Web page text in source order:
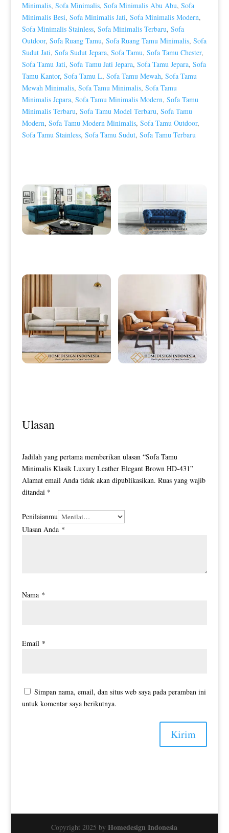
Minimalis, Sofa Minimalis, Sofa Minimalis Abu Abu, Sofa
Minimalis Besi, Sofa Minimalis Jati, Sofa Minimalis Modern,
Sofa Minimalis Stainless, Sofa Minimalis Terbaru, Sofa
Outdoor, Sofa Ruang Tamu, Sofa Ruang Tamu Minimalis, Sofa
Sudut Jati, Sofa Sudut Jepara, Sofa Tamu, Sofa Tamu Chester,
Sofa Tamu Jati, Sofa Tamu Jati Jepara, Sofa Tamu Jepara, Sofa
Tamu Kantor, Sofa Tamu L, Sofa Tamu Mewah, Sofa Tamu
Mewah Minimalis, Sofa Tamu Minimalis, Sofa Tamu
Minimalis Jepara, Sofa Tamu Minimalis Modern, Sofa Tamu
Minimalis Terbaru, Sofa Tamu Model Terbaru, Sofa Tamu
Modern, Sofa Tamu Modern Minimalis, Sofa Tamu Outdoor,
Sofa Tamu Stainless, Sofa Tamu Sudut, Sofa Tamu Terbaru
Ulasan
Jadilah yang pertama memberikan ulasan “Sofa Tamu
Minimalis Klasik Luxury Leather Elegant Brown HD-431”
Alamat email Anda tidak akan dipublikasikan. Ruas yang wajib
ditandai *
Penilaianmu
Ulasan Anda *
Nama *
Email *
Simpan nama, email, dan situs web saya pada peramban ini
untuk komentar saya berikutnya.
Kirim
Copyright 2025 byHomedesign Indonesia